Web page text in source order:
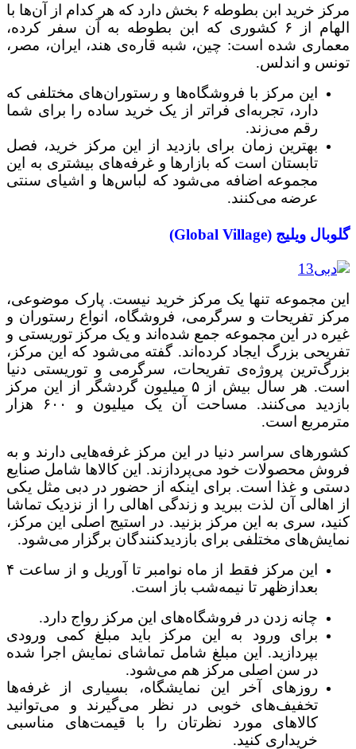
مرکز خرید ابن بطوطه ۶ بخش دارد که هر کدام از آن‌ها با
الهام از ۶ کشوری که ابن بطوطه به آن سفر کرده،
معماری شده است: چین، شبه ‌قاره‌ی هند، ایران، مصر،
تونس و اندلس.
این مرکز با فروشگاه‌ها و رستوران‌های مختلفی که
دارد، تجربه‌ای فراتر از یک خرید ساده را برای شما
رقم می‌زند.
بهترین زمان برای بازدید از این مرکز خرید، فصل
تابستان است که بازارها و غرفه‌های بیشتری به این
مجموعه اضافه می‌شود که لباس‌ها و اشیای سنتی
عرضه می‌کنند.
گلوبال ویلیج (Global Village)
این مجموعه تنها یک مرکز خرید نیست. پارک موضوعی،
مرکز تفریحات و سرگرمی، فروشگاه، انواع رستوران و
غیره در این مجموعه جمع شده‌اند و یک مرکز توریستی و
تفریحی بزرگ ایجاد کرده‌اند. گفته می‌شود که این مرکز،
بزرگ‌ترین پروژه‌ی تفریحات، سرگرمی و توریستی دنیا
است. هر سال بیش از ۵ میلیون گردشگر از این مرکز
بازدید می‌کنند. مساحت آن یک میلیون و ۶۰۰ هزار
مترمربع است.
کشورهای سراسر دنیا در این مرکز غرفه‌هایی دارند و به
فروش محصولات خود می‌پردازند. این کالاها شامل صنایع
دستی و غذا است. برای اینکه از حضور در دبی مثل یکی
از اهالی آن لذت ببرید و زندگی اهالی را از نزدیک تماشا
کنید، سری به این مرکز بزنید. در استیج اصلی این مرکز،
نمایش‌های مختلفی برای بازدیدکنندگان برگزار می‌شود.
این مرکز فقط از ماه نوامبر تا آوریل و از ساعت ۴
بعدازظهر تا نیمه‌شب باز است.
چانه زدن در فروشگاه‌های این مرکز رواج دارد.
برای ورود به این مرکز باید مبلغ کمی ورودی
بپردازید. این مبلغ شامل تماشای نمایش اجرا شده
در سن اصلی مرکز هم می‌شود.
روزهای آخر این نمایشگاه، بسیاری از غرفه‌ها
تخفیف‌های خوبی در نظر می‌گیرند و می‌توانید
کالاهای مورد نظرتان را با قیمت‌های مناسبی
خریداری کنید.